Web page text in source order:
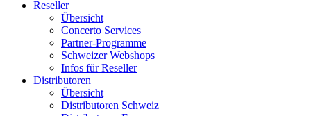
Reseller
Übersicht
Concerto Services
Partner-Programme
Schweizer Webshops
Infos für Reseller
Distributoren
Übersicht
Distributoren Schweiz